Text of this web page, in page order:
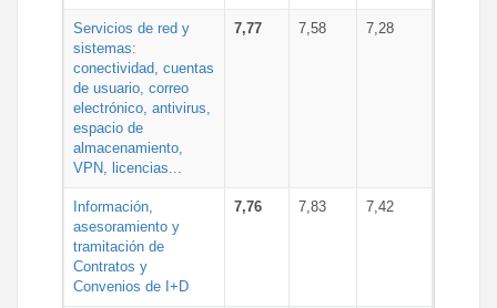
Servicios de red y
sistemas:
conectividad, cuentas
de usuario, correo
electrónico, antivirus,
espacio de
almacenamiento,
VPN, licencias...
7,77 7,58 7,28
Información,
asesoramiento y
tramitación de
Contratos y
Convenios de I+D
7,76 7,83 7,42